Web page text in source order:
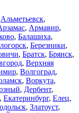
Альметьевск,
, Армавир,
, Балашиха,
, Березники,
, Братск, Брянск,
, Верхняя
, Волгоград,
, Воркута,
, Дербент,
, Екатеринбург, Елец,
, Златоуст,